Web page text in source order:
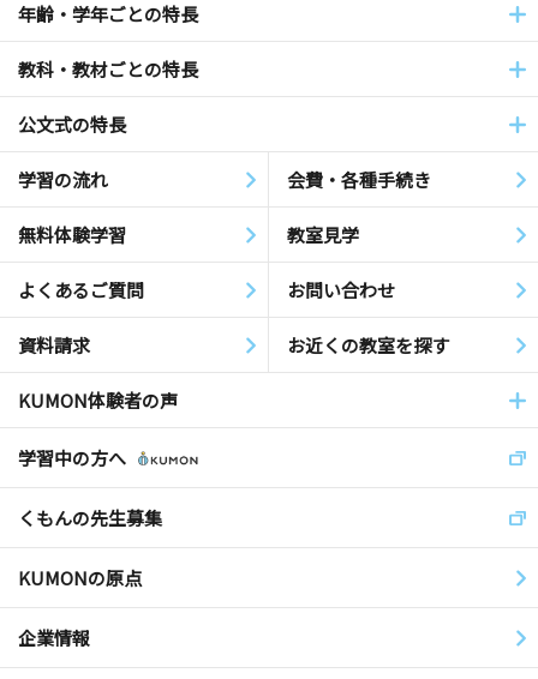
年齢・学年ごとの特長
教科・教材ごとの特長
公文式の特長
学習の流れ 会費・各種手続き
無料体験学習 教室見学
よくあるご質問 お問い合わせ
資料請求 お近くの教室を探す
KUMON体験者の声
学習中の方へ
くもんの先生募集
KUMONの原点
企業情報